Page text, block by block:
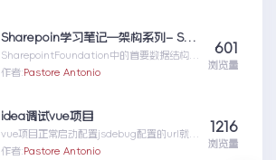
Sharepoin学习笔记—架构系列– Sharepoint的数据模型(DataModel)、数据管理(Data Management)与查询(Query System)
SharepointFoundation中的首要数据结构就
是列表(List),每个...Sharepoin学习笔记—架
(DataManagement)与查询
(QuerySystem)
作者:Pastore Antonio
601
浏览量
idea调试vue项目
vue项目正常启动配置jsdebug配置的url就是
前端的页面地址参考：http://www....idea
作者:Pastore Antonio
1216
浏览量